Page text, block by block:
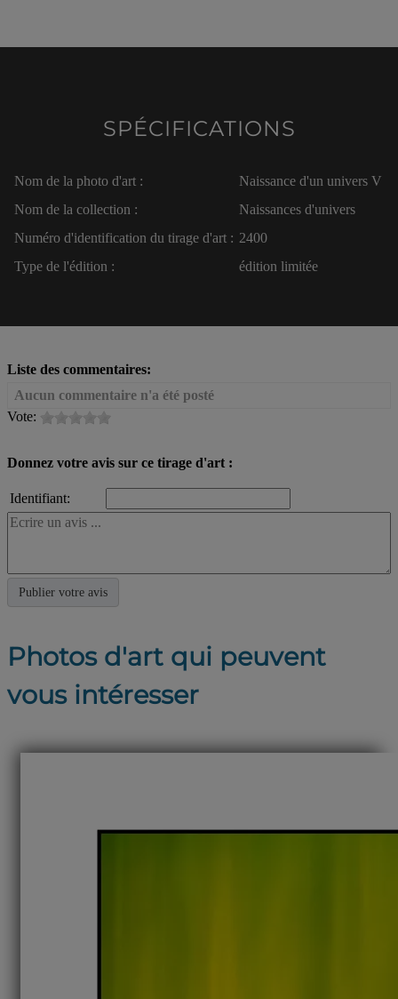
SPÉCIFICATIONS
Nom de la photo d'art :
Naissance d'un univers V
Nom de la collection :
Naissances d'univers
Numéro d'identification du tirage d'art : 2400
Type de l'édition :
édition limitée
Liste des commentaires:
Aucun commentaire n'a été posté
Vote:
Donnez votre avis sur ce tirage d'art :
Identifiant:
Photos d'art qui peuvent
vous intéresser